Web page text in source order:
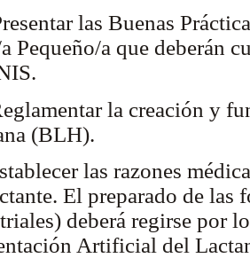
las Buenas
Pequeño/a que deberán
la creación y
(BLH).
las razones
El preparado de las
deberá regirse por
Artificial del